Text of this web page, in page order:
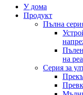
У дома
Продукт
Пълна
на
Серия за